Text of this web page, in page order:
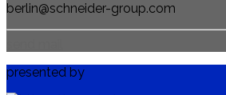
berlin@schneider-group.com
presented by